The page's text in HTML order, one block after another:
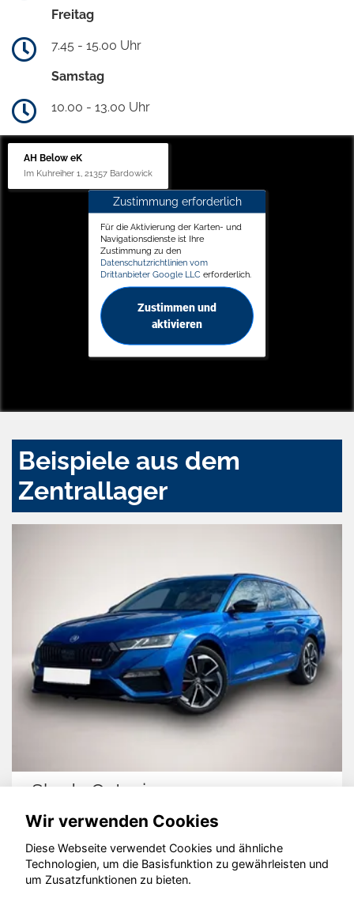
Freitag
7.45 - 15.00 Uhr
Samstag
10.00 - 13.00 Uhr
AH Below eK
Im Kuhreiher 1, 21357 Bardowick
Zustimmung erforderlich
Für die Aktivierung der Karten- und
Navigationsdienste ist Ihre
Zustimmung zu den
Datenschutzrichtlinien vom
Drittanbieter Google LLC erforderlich.
Zustimmen und
aktivieren
Beispiele aus dem
Zentrallager
Skoda Octavia
© konjunkturmotor.de GmbH 2020 - 2026
Wir verwenden Cookies
Diese Webseite verwendet Cookies und ähnliche
Technologien, um die Basisfunktion zu gewährleisten und
um Zusatzfunktionen zu bieten.